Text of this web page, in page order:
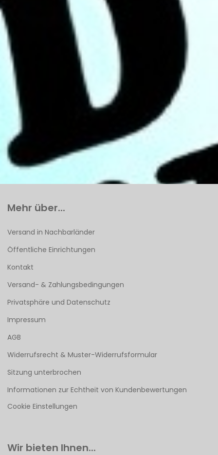
Mehr über...
Versand in Nachbarländer
Öffentliche Einrichtungen
Kontakt
Versand- & Zahlungsbedingungen
Privatsphäre und Datenschutz
Impressum
AGB
Widerrufsrecht & Muster-Widerrufsformular
Sitzung unterbrochen
Informationen zur Echtheit von Kundenbewertungen
Cookie Einstellungen
Wir bieten Ihnen...